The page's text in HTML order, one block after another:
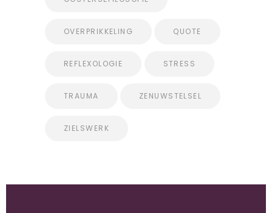
OVERPRIKKELING QUOTE
REFLEXOLOGIE STRESS
TRAUMA ZENUWSTELSEL
ZIELSWERK